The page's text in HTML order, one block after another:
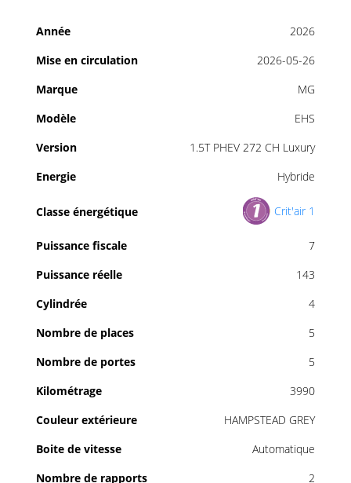
Année
2026
Mise en circulation
2026-05-26
Marque
MG
Modèle
EHS
Version
1.5T PHEV 272 CH Luxury
Energie
Hybride
Classe énergétique Crit'air 1
Puissance fiscale
7
Puissance réelle
143
Cylindrée
4
Nombre de places
5
Nombre de portes
5
Kilométrage
3990
Couleur extérieure
HAMPSTEAD GREY
Boite de vitesse
Automatique
Nombre de rapports
2